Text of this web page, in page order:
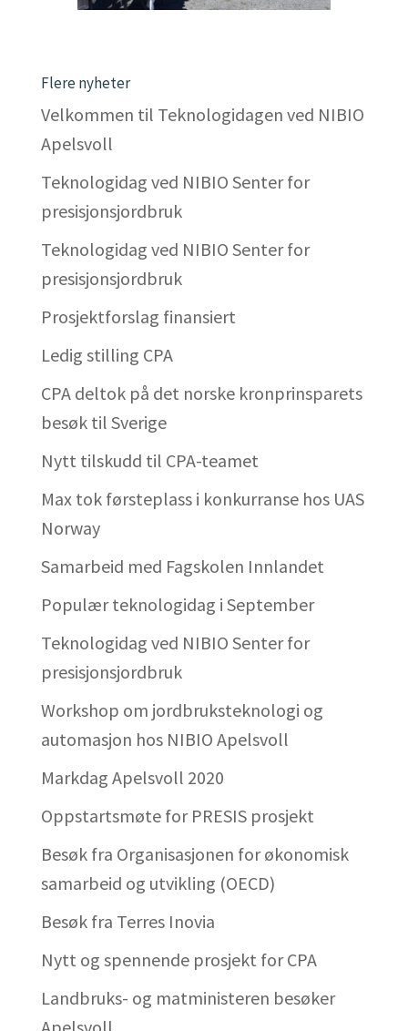
Flere nyheter
Velkommen til Teknologidagen ved NIBIO
Apelsvoll
Teknologidag ved NIBIO Senter for
presisjonsjordbruk
Teknologidag ved NIBIO Senter for
presisjonsjordbruk
Prosjektforslag finansiert
Ledig stilling CPA
CPA deltok på det norske kronprinsparets
besøk til Sverige
Nytt tilskudd til CPA-teamet
Max tok førsteplass i konkurranse hos UAS
Norway
Samarbeid med Fagskolen Innlandet
Populær teknologidag i September
Teknologidag ved NIBIO Senter for
presisjonsjordbruk
Workshop om jordbruksteknologi og
automasjon hos NIBIO Apelsvoll
Markdag Apelsvoll 2020
Oppstartsmøte for PRESIS prosjekt
Besøk fra Organisasjonen for økonomisk
samarbeid og utvikling (OECD)
Besøk fra Terres Inovia
Nytt og spennende prosjekt for CPA
Landbruks- og matministeren besøker